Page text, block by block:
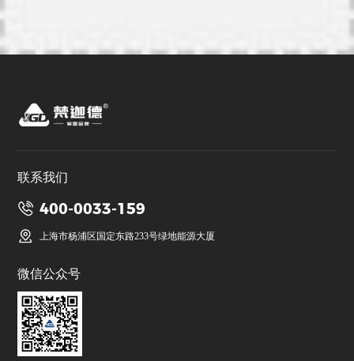
联系我们
400-0033-159
上海市杨浦区国定东路233号绿地能源大厦
微信公众号